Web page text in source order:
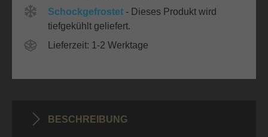
Schockgefrostet - Dieses Produkt wird
tiefgekühlt geliefert.
Lieferzeit: 1-2 Werktage
BESCHREIBUNG